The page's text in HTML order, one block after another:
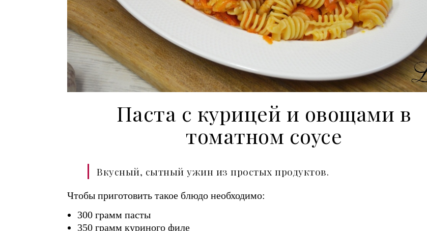
Паста с курицей и овощами в
томатном соусе
Вкусный, сытный ужин из простых продуктов.
Чтобы приготовить такое блюдо необходимо:
300 грамм пасты
350 грамм куриного филе